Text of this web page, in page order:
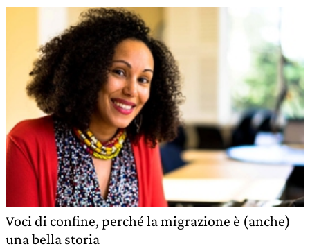
Voci di confine, perché la migrazione è (anche)
una bella storia